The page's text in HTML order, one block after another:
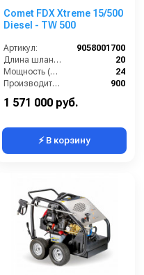
Comet FDX Xtreme 15/500
Diesel - TW 500
Артикул:
9058001700
Длина шланга ВД (м):
20
Мощность (л/с):
24
Производительность (л/ч):
900
1 571 000 руб.
⚡ В корзину